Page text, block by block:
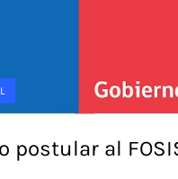
postular al